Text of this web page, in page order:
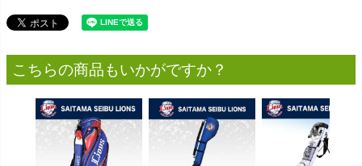
こちらの商品もいかがですか？